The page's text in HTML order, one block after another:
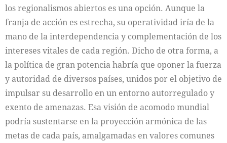
los regionalismos abiertos es una opción. Aunque la
franja de acción es estrecha, su operatividad iría de la
mano de la interdependencia y complementación de los
intereses vitales de cada región. Dicho de otra forma, a
la política de gran potencia habría que oponer la fuerza
y autoridad de diversos países, unidos por el objetivo de
impulsar su desarrollo en un entorno autorregulado y
exento de amenazas. Esa visión de acomodo mundial
podría sustentarse en la proyección armónica de las
metas de cada país, amalgamadas en valores comunes